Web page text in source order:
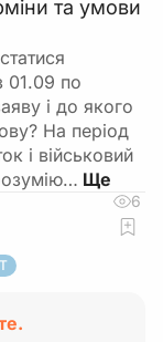
та умови
01.09 по
і до якого
На період
і військовий
6